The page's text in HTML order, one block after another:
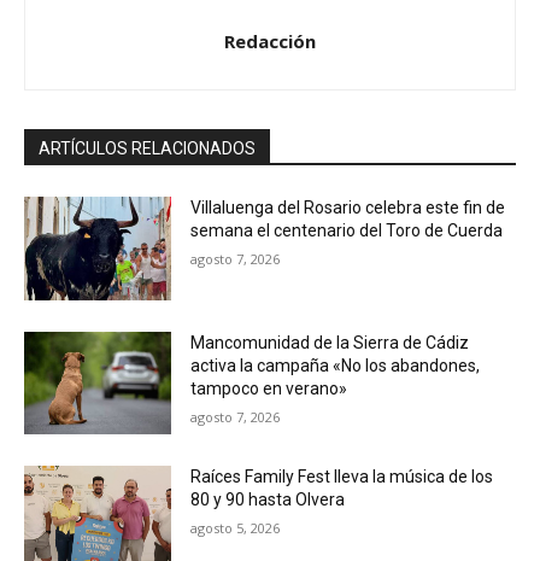
Redacción
ARTÍCULOS RELACIONADOS
Villaluenga del Rosario celebra este fin de
semana el centenario del Toro de Cuerda
agosto 7, 2026
Mancomunidad de la Sierra de Cádiz
activa la campaña «No los abandones,
tampoco en verano»
agosto 7, 2026
Raíces Family Fest lleva la música de los
80 y 90 hasta Olvera
agosto 5, 2026